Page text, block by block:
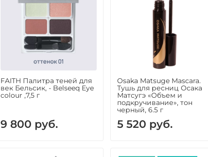
FAITH Палитра теней для
век Бельсик, - Belseeq Eye
colour ,7,5 г
9 800 руб.
Osaka Matsuge Mascara.
Тушь для ресниц Осака
Матсугэ «Объем и
подкручивание», тон
черный, 6.5 г
5 520 руб.